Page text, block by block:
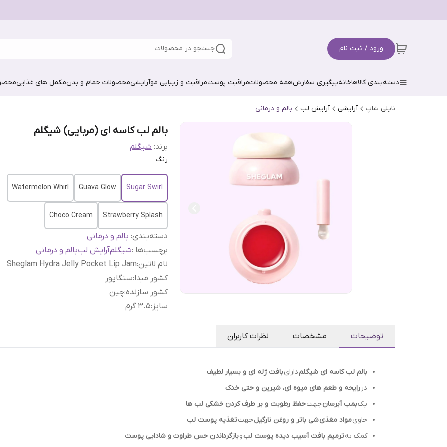
ورود / ثبت نام جستجو در محصولات
دسته‌بندی کالاهاخانهپیگیری سفارشهمه محصولاتمراقبت پوستمراقبت و زیبایی موآرایشیمحصولات حمام و بدنمکمل های غذایی
نایلی شاپ آرایشی آرایش لب بالم و درمانی
بالم لب کاسه ای (مربایی) شیگلم
برند: شیگلم
رنگ
Sugar Swirl
Guava Glow
Watermelon Whirl
Strawberry Splash
Choco Cream
دسته‌بندی:بالم و درمانی
برچسب‌ها :شیگلمآرایش لببالم و درمانی
نام لاتین:
Sheglam Hydra Jelly Pocket Lip Jam
کشور مبدا:سنگاپور
کشور سازنده:چین
سایز :3.5 گرم
توضیحات مشخصات نظرات کاربران
بالم لب کاسه ای شیگلمدارایبافت ژله ای و بسیار لطیف
دررایحه و طعم های میوه ای، شیرین و حتی خنک
یکبمب آبرسانجهتحفظ رطوبت و بر طرف کردن خشکی لب ها
حاویمواد مغذیشی باتر و روغن نارگیلجهتتغذیه پوست لب
کمک بهترمیم بافت آسیب دیده پوست لبوبازگرداندن حس طراوت و شادابی پوست